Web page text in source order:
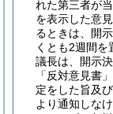
れた第三者が
を表示した意
るときは、開
くとも2週間を
議長は、開示
「反対意見書
定をした旨及
より通知しな